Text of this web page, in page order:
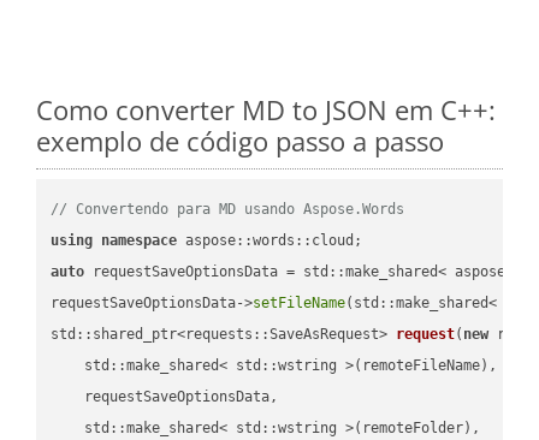
Como converter MD to JSON em C++:
exemplo de código passo a passo
// Convertendo para MD usando Aspose.Words
using namespace
auto requestSaveOptionsData = std::make_shared<
requestSaveOptionsData->setFileName(std::make_shared<
std::shared_ptr<requests::SaveAsRequest> request( new
    std::make_shared< std::wstring >(remoteFileName),
    requestSaveOptionsData,
    std::make_shared< std::wstring >(remoteFolder),